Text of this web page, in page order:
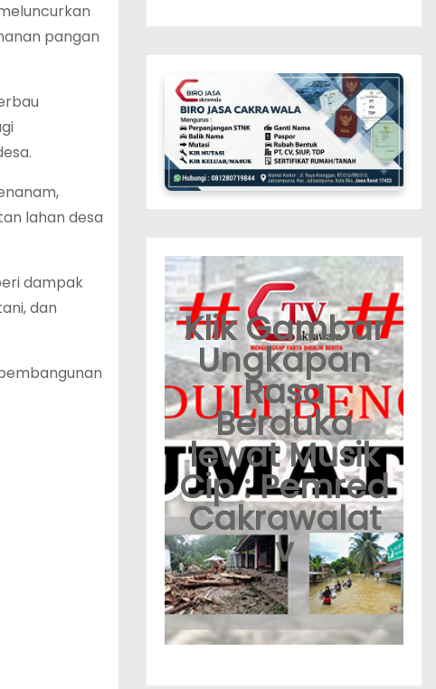
pangan
lahan desa
dampak
dan
Klik Gambar
Ungkapan
Rasa
Berduka
lewat Musik
Cip : Pemred
Cakrawalat
v